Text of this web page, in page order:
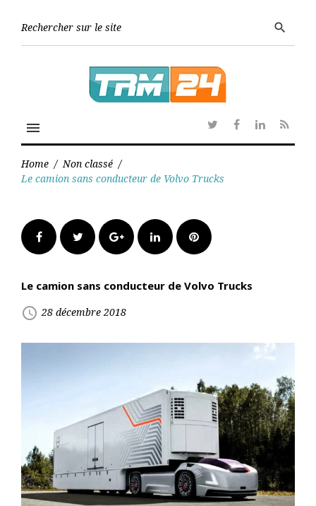
search
menu
TwitterFacebook
Linkedin
RSS
Home / Non classé /
Le camion sans conducteur de Volvo Trucks
FacebookTwitter Google+LinkedInPinterest
Le camion sans conducteur de Volvo Trucks
access_time 28 décembre 2018